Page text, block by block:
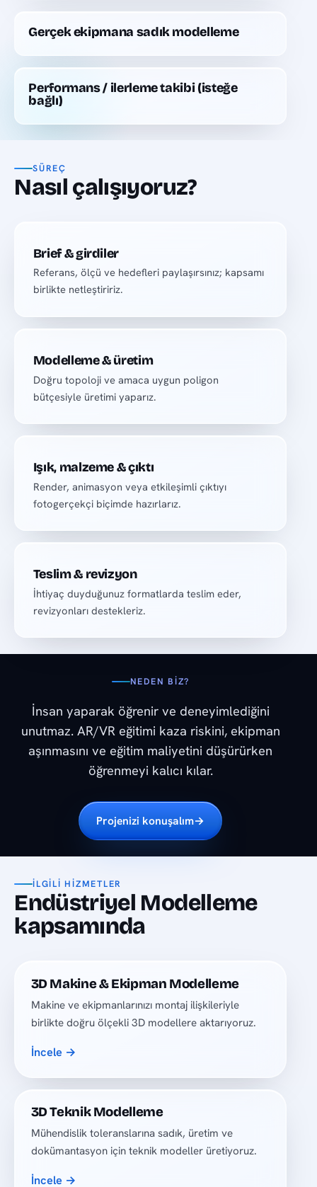
Gerçek ekipmana sadık modelleme
Performans / ilerleme takibi (isteğe
bağlı)
SÜREÇ
Nasıl çalışıyoruz?
Brief & girdiler
Referans, ölçü ve hedefleri paylaşırsınız; kapsamı
birlikte netleştiririz.
Modelleme & üretim
Doğru topoloji ve amaca uygun poligon
bütçesiyle üretimi yaparız.
Işık, malzeme & çıktı
Render, animasyon veya etkileşimli çıktıyı
fotogerçekçi biçimde hazırlarız.
Teslim & revizyon
İhtiyaç duyduğunuz formatlarda teslim eder,
revizyonları destekleriz.
NEDEN BIZ?
İnsan yaparak öğrenir ve deneyimlediğini
unutmaz. AR/VR eğitimi kaza riskini, ekipman
aşınmasını ve eğitim maliyetini düşürürken
öğrenmeyi kalıcı kılar.
Projenizi konuşalım→
İLGILI HIZMETLER
Endüstriyel Modelleme
kapsamında
3D Makine & Ekipman Modelleme
Makine ve ekipmanlarınızı montaj ilişkileriyle
birlikte doğru ölçekli 3D modellere aktarıyoruz.
İncele →
3D Teknik Modelleme
Mühendislik toleranslarına sadık, üretim ve
dokümantasyon için teknik modeller üretiyoruz.
İncele →